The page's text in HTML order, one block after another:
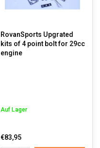
RovanSports Upgrated
kits of 4 point bolt for 29cc
engine
Auf Lager
€83,95